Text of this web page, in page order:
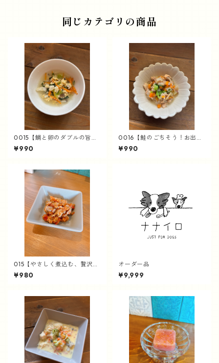
同じカテゴリの商品
0015【鯛と卵のダブルの旨
み】鯛のクッパ風
¥990
0016【鮭のごちそう！お出汁
の風味】鮭の炊き込みごはん
風
¥990
015【やさしく煮込む、贅沢お
肉ごはん】ハッシュドビーフ
¥980
オーダー品
¥9,999